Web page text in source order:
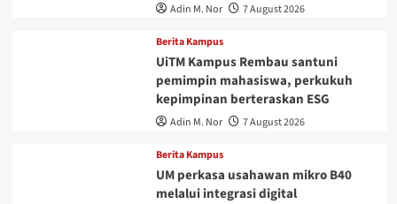
Adin M. Nor 7 August 2026
Berita Kampus
UiTM Kampus Rembau santuni
pemimpin mahasiswa, perkukuh
kepimpinan berteraskan ESG
Adin M. Nor 7 August 2026
Berita Kampus
UM perkasa usahawan mikro B40
melalui integrasi digital